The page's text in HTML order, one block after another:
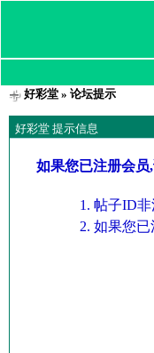
好彩堂» 论坛提示
好彩堂 提示信息
如果您已注册会
帖子ID非
如果您已